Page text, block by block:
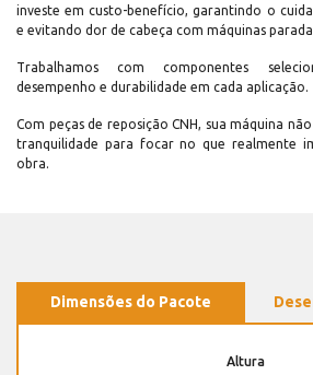
investe em custo-benefício, garantindo o
e evitando dor de cabeça com máquinas
Trabalhamos com componentes
desempenho e durabilidade em cada aplicação.
Com peças de reposição CNH, sua máquina
tranquilidade para focar no que realmente
obra.
Dimensões do Pacote
Altura